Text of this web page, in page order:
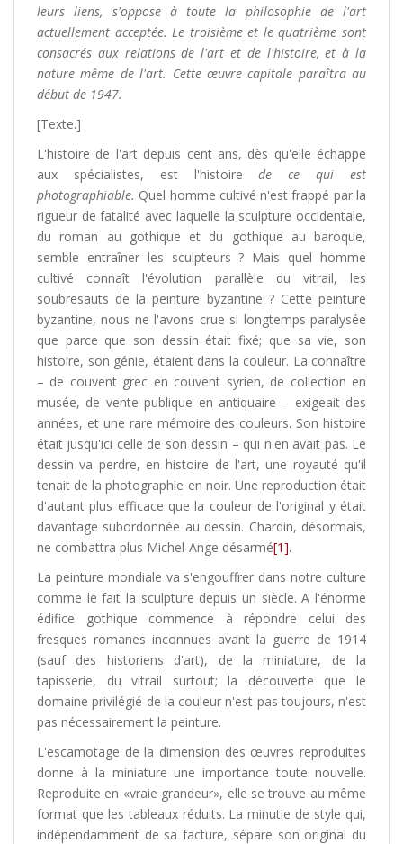
leurs liens, s'oppose à toute la philosophie de l'art
actuellement acceptée. Le troisième et le quatrième sont
consacrés aux relations de l'art et de l'histoire, et à la
nature même de l'art. Cette œuvre capitale paraîtra au
début de 1947.
[Texte.]
L'histoire de l'art depuis cent ans, dès qu'elle échappe
aux spécialistes, est l'histoirede ce qui est
photographiable. Quel homme cultivé n'est frappé par la
rigueur de fatalité avec laquelle la sculpture occidentale,
du roman au gothique et du gothique au baroque,
semble entraîner les sculpteurs ? Mais quel homme
cultivé connaît l'évolution parallèle du vitrail, les
soubresauts de la peinture byzantine ? Cette peinture
byzantine, nous ne l'avons crue si longtemps paralysée
que parce que son dessin était fixé; que sa vie, son
histoire, son génie, étaient dans la couleur. La connaître
– de couvent grec en couvent syrien, de collection en
musée, de vente publique en antiquaire – exigeait des
années, et une rare mémoire des couleurs. Son histoire
était jusqu'ici celle de son dessin – qui n'en avait pas. Le
dessin va perdre, en histoire de l'art, une royauté qu'il
tenait de la photographie en noir. Une reproduction était
d'autant plus efficace que la couleur de l'original y était
davantage subordonnée au dessin. Chardin, désormais,
ne combattra plus Michel-Ange désarmé[1].
La peinture mondiale va s'engouffrer dans notre culture
comme le fait la sculpture depuis un siècle. A l'énorme
édifice gothique commence à répondre celui des
fresques romanes inconnues avant la guerre de 1914
(sauf des historiens d'art), de la miniature, de la
tapisserie, du vitrail surtout; la découverte que le
domaine privilégié de la couleur n'est pas toujours, n'est
pas nécessairement la peinture.
L'escamotage de la dimension des œuvres reproduites
donne à la miniature une importance toute nouvelle.
Reproduite en «vraie grandeur», elle se trouve au même
format que les tableaux réduits. La minutie de style qui,
indépendamment de sa facture, sépare son original du